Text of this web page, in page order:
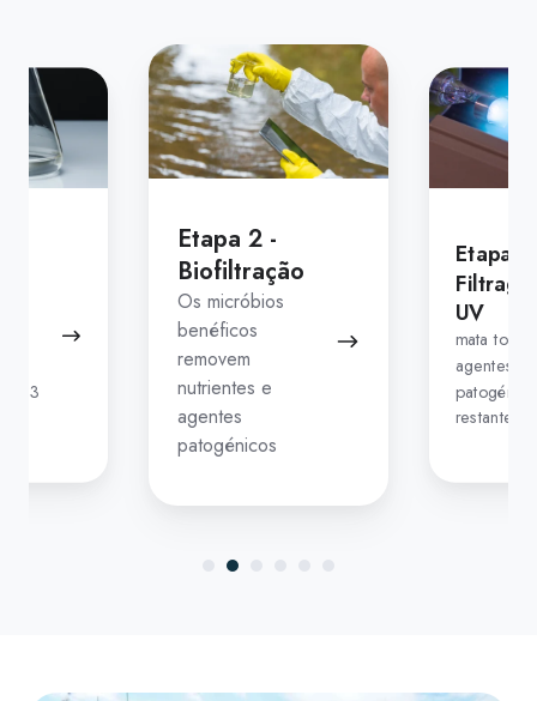
3
Etapa 2 -
Biofiltração
Os micróbios
benéficos
removem
nutrientes e
agentes
patogénicos
Etapa 3
UV
mata
agentes
restantes
Etapa
3